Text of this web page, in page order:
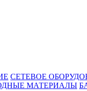
СЕТЕВОЕ
МАТЕРИАЛЫ